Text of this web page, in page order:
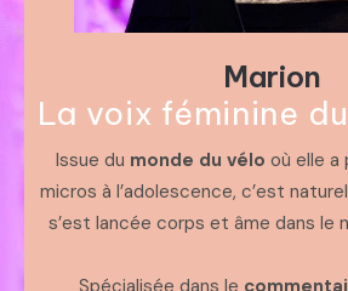
Marion
La voix féminine
Issue du monde du vélo où elle a
micros à l’adolescence, c’est
s’est lancée corps et âme dans le
Spécialisée dans le